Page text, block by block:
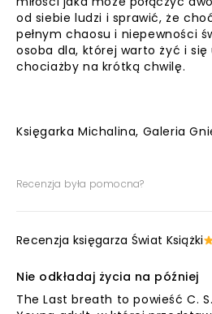
od siebie ludzi i sprawić, że
pełnym chaosu i niepewności
osoba dla, której warto żyć i
chociażby na krótką chwilę.
Księgarka Michalina, Galeria
Recenzja była pomocna?
Recenzja księgarza Świat Książki
Nie odkładaj życia na później
The Last breath to powieść C.